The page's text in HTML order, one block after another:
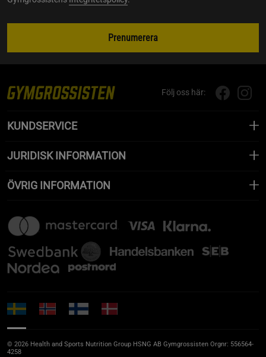
Prenumerera
Följ oss här:
KUNDSERVICE
JURIDISK INFORMATION
ÖVRIG INFORMATION
© 2026 Health and Sports Nutrition Group HSNG AB Gymgrossisten Orgnr: 556564-
4258